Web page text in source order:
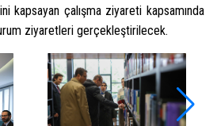
kapsayan çalışma ziyareti kapsamında
ziyaretleri gerçekleştirilecek.